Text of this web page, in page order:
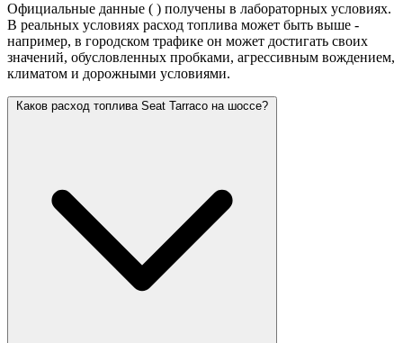
Официальные данные ( ) получены в лабораторных условиях.
В реальных условиях расход топлива может быть выше -
например, в городском трафике он может достигать своих
значений, обусловленных пробками, агрессивным вождением,
климатом и дорожными условиями.
Каков расход топлива Seat Tarraco на шоссе?